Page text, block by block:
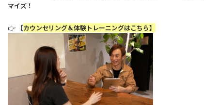
マイズ！
👉 【カウンセリング＆体験トレーニングはこちら】